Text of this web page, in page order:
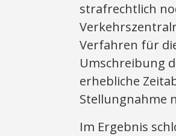
strafrechtlich
Verfahren für
Umschreibung
erhebliche
Stellungnahme
Im Ergebnis